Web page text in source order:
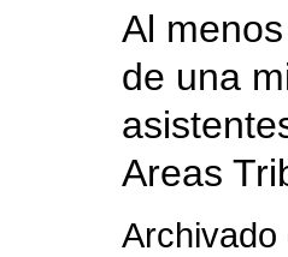
Al
de una
Areas
Archivado